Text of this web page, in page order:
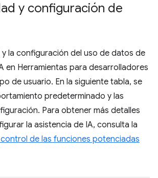
y configuración de
la configuración del uso de datos de
en Herramientas para desarrolladores
de usuario. En la siguiente tabla, se
predeterminado y las
Para obtener más detalles
la asistencia de IA, consulta la
de las funciones potenciadas